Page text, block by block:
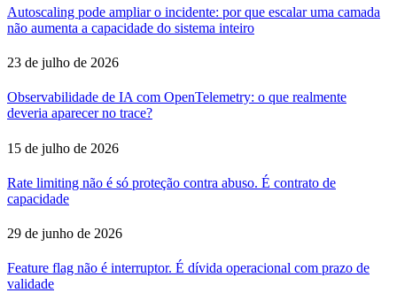
Autoscaling pode ampliar o incidente: por que escalar uma camada
não aumenta a capacidade do sistema inteiro
23 de julho de 2026
Observabilidade de IA com OpenTelemetry: o que realmente
deveria aparecer no trace?
15 de julho de 2026
Rate limiting não é só proteção contra abuso. É contrato de
capacidade
29 de junho de 2026
Feature flag não é interruptor. É dívida operacional com prazo de
validade